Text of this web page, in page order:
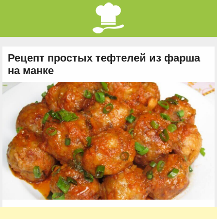
Рецепт простых тефтелей из фарша
на манке